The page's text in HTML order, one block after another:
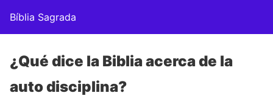
Bíblia Sagrada
¿Qué dice la Biblia acerca de la
auto disciplina?